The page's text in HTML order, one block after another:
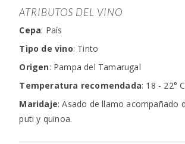
ATRIBUTOS DEL VINO
Cepa: País
Tipo de vino: Tinto
Origen: Pampa del Tamarugal
Temperatura recomendada: 18 - 22° C
Maridaje: Asado de llamo acompañado
puti y quinoa.